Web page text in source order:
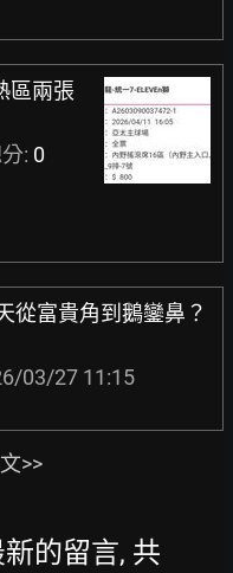
區兩張
: 0
從富貴角到鵝鑾鼻？
03/27 11:15
>>
的留言, 共